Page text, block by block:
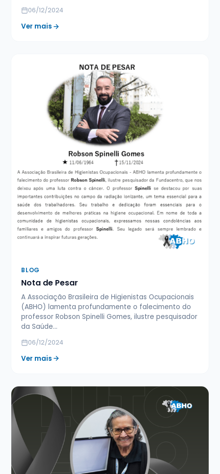
06/12/2024
Ver mais
BLOG
Nota de Pesar
A Associação Brasileira de Higienistas Ocupacionais
(ABHO) lamenta profundamente o falecimento do
professor Robson Spinelli Gomes, ilustre pesquisador
da Saúde…
06/12/2024
Ver mais